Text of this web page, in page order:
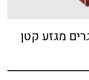
מגזע קטן